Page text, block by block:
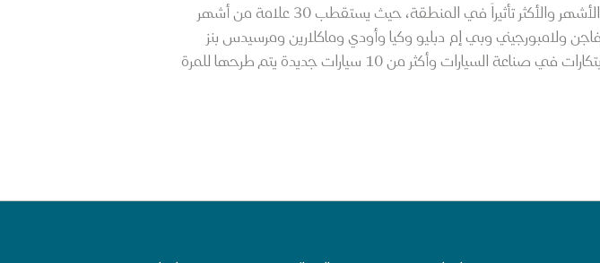
المتوقع أن يكون معرض جنيف الدولي للسيارات قطر هو معرض السيارات الأشهر والأكثر تأثيراً في المنطقة، حيث يستقطب 30 علامة من أشهر
ولامبورجيني وبي إم دبليو وكيا وأودي وماكلارين ومرسيدس بنز
وشيري وغيرها. وسوف يقدم معرض جنيف الدولي للسيارات قطر أحدث الابتكارات في صناعة السيارات وأكثر من 10 سيارات جديدة يتم طرحها للمرة